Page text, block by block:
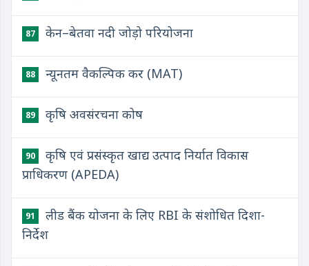
87 केन–बेतवा नदी जोड़ो परियोजना
88 न्यूनतम वैकल्पिक कर (MAT)
89 कृषि अवसंरचना कोष
90
कृषि एवं प्रसंस्कृत खाद्य उत्पाद निर्यात विकास
प्राधिकरण (APEDA)
91
लीड बैंक योजना के लिए RBI के संशोधित दिशा-
निर्देश